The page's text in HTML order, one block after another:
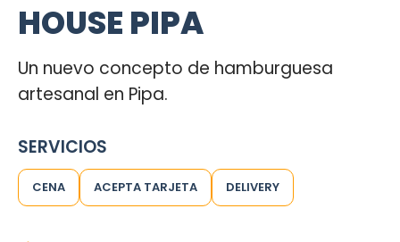
HOUSE PIPA
Un nuevo concepto de hamburguesa
artesanal en Pipa.
SERVICIOS
CENA ACEPTA TARJETA DELIVERY